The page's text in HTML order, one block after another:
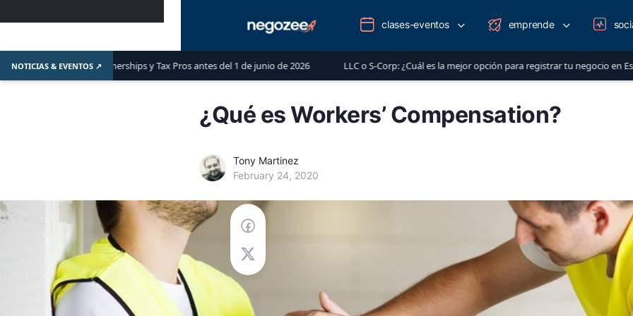
NOTICIAS & EVENTOS ↗
Partnerships y Tax Pros antes del 1 de junio de 2026 LLC o S-Corp: ¿Cuál es la mejor opción para registrar tu negocio en Estados Unidos?
clases-eventos emprende
¿Qué es Workers’ Compensation?
Tony Martinez
February 24, 2020